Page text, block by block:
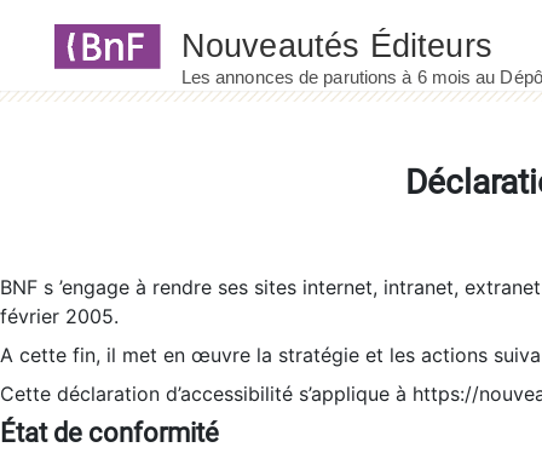
BNF s ’engage à rendre ses sites internet, intranet,
février 2005.
A cette fin, il met en œuvre la stratégie et les actions
Cette déclaration d’accessibilité s’applique à https://
État de conformité